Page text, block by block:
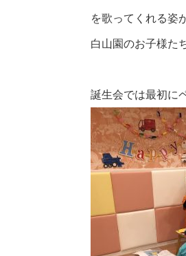
を歌ってくれる姿
白山園のお子様た
誕生会では最初に